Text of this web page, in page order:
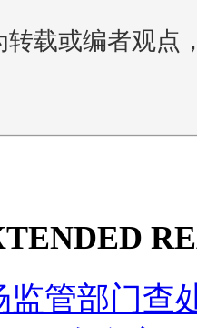
转载或编者观点